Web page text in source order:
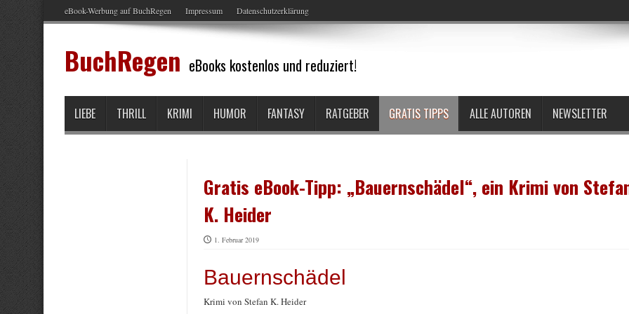
eBook-Werbung auf BuchRegen Impressum Datenschutzerklärung
BuchRegen eBooks kostenlos und reduziert!
LIEBE THRILL KRIMI HUMOR FANTASY RATGEBER GRATIS TIPPS ALLE AUTOREN NEWSLETTER
Gratis eBook-Tipp: „Bauernschädel“, ein Krimi von
K. Heider
1. Februar 2019
Bauernschädel
Krimi von Stefan K. Heider